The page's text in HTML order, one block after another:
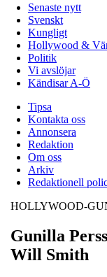
Senaste nytt
Svenskt
Kungligt
Hollywood &
Politik
Vi avslöjar
Kändisar A-Ö
Tipsa
Kontakta oss
Annonsera
Redaktion
Om oss
Arkiv
Redaktionell
HOLLYWOOD-
Gunilla
Will Smith